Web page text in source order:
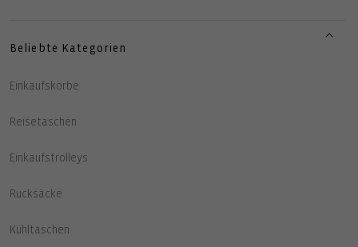
Beliebte Kategorien
Einkaufskörbe
Reisetaschen
Einkaufstrolleys
Rucksäcke
Kühltaschen